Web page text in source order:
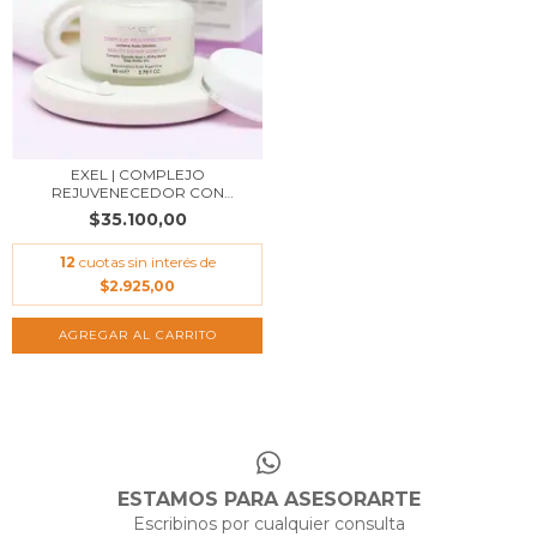
EXEL | COMPLEJO
REJUVENECEDOR CON
GLICÓL...
$35.100,00
12 cuotas sin interés de
$2.925,00
AGREGAR AL CARRITO
ESTAMOS PARA ASESORARTE
Escribinos por cualquier consulta